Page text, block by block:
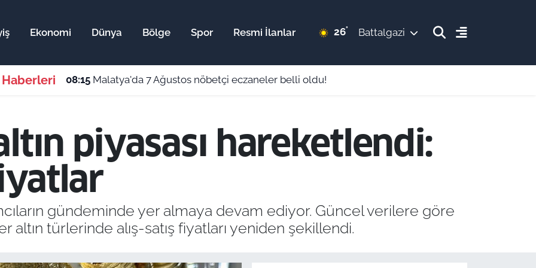
Ekonomi Dünya Bölge Spor Resmi İlanlar 26° Battalgazi
Haberleri 08:15 Malatya'da 7 Ağustos nöbetçi eczaneler belli oldu!
piyasası hareketlendi:
gündeminde yer almaya devam ediyor. Güncel verilere göre
altın türlerinde alış-satış fiyatları yeniden şekillendi.